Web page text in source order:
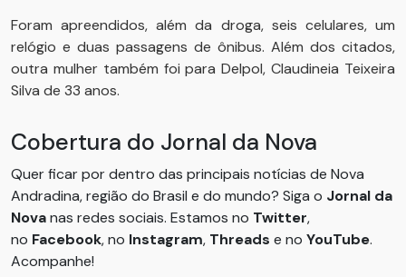
Foram apreendidos, além da droga, seis celulares, um
relógio e duas passagens de ônibus. Além dos citados,
outra mulher também foi para Delpol, Claudineia Teixeira
Silva de 33 anos.
Cobertura do Jornal da Nova
Quer ficar por dentro das principais notícias de Nova
Andradina, região do Brasil e do mundo? Siga o Jornal da
Novanas redes sociais. Estamos no Twitter,
no Facebook, no Instagram, Threads e no YouTube.
Acompanhe!